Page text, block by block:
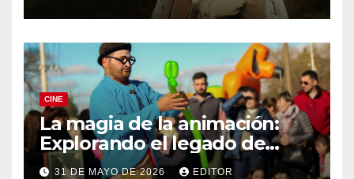
CINE
La magia de la animación:
Explorando el legado de
DreamWorks
31 DE MAYO DE 2026 EDITOR